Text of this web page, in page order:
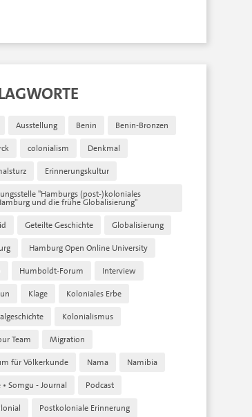
Ausstellung Benin Benin-Bronzen
colonialism Denkmal
Erinnerungskultur
"Hamburgs (post-)koloniales
und die frühe Globalisierung"
Geteilte Geschichte Globalisierung
Hamburg Open Online University
Humboldt-Forum Interview
Klage Koloniales Erbe
Kolonialismus
Team Migration
für Völkerkunde Nama Namibia
• Somgu - Journal Podcast
Postkoloniale Erinnerung